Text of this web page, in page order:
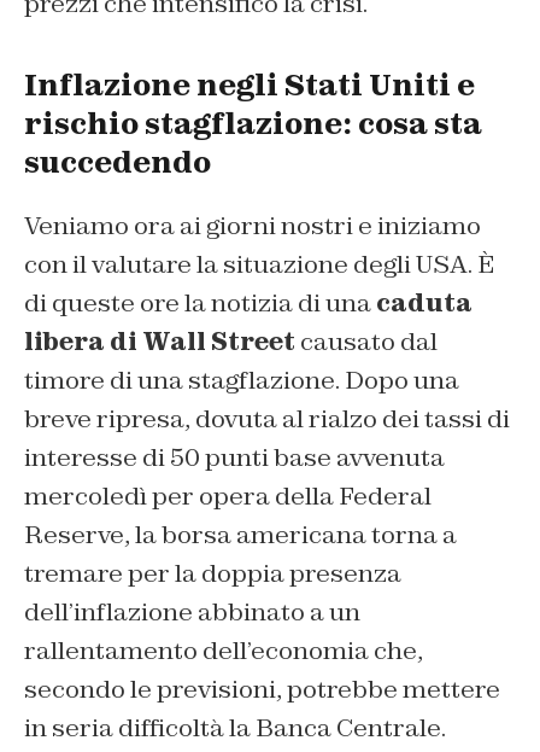
Inflazione negli Stati Uniti e
rischio stagflazione: cosa sta
succedendo
Veniamo ora ai giorni nostri e iniziamo
con il valutare la situazione degli USA. È
di queste ore la notizia di unacaduta
libera di Wall Street causato dal
timore di una stagflazione. Dopo una
breve ripresa, dovuta al rialzo dei tassi di
interesse di 50 punti base avvenuta
mercoledì per opera della Federal
Reserve, la borsa americana torna a
tremare per la doppia presenza
dell’inflazione abbinato a un
rallentamento dell’economia che,
secondo le previsioni, potrebbe mettere
in seria difficoltà la Banca Centrale.